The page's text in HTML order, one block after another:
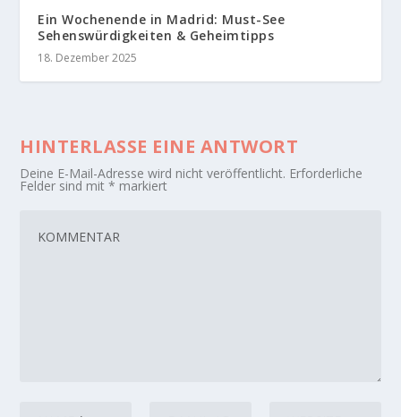
Ein Wochenende in Madrid: Must-See
Sehenswürdigkeiten & Geheimtipps
18. Dezember 2025
HINTERLASSE EINE ANTWORT
Deine E-Mail-Adresse wird nicht veröffentlicht. Erforderliche
Felder sind mit* markiert